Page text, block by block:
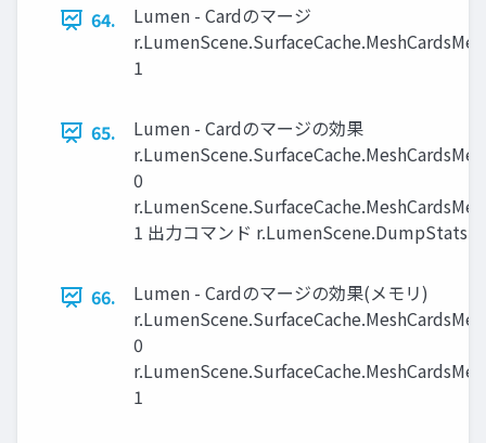
64.
Lumen - Cardのマージ
1
65.
Lumen - Cardのマージの効果
0
1 出力コマンド r.LumenScene.DumpStats 1
66.
Lumen - Cardのマージの効果(メモリ)
0
1